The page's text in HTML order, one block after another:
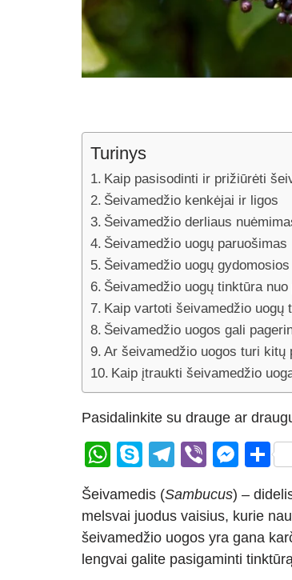
Turinys
Kaip pasisodinti ir prižiūrėti
Šeivamedžio kenkėjai ir ligos
Šeivamedžio derliaus
Šeivamedžio uogų paruošimas
Šeivamedžio uogų
Šeivamedžio uogų tinktūra
Kaip vartoti šeivamedžio uogų
Šeivamedžio uogos gali
Ar šeivamedžio uogos turi kitų
Kaip įtraukti šeivamedžio
Pasidalinkite su drauge ar
W
at
s
A
S
p
e
T
e
gr
a
Vi
er
M
ss
e
n
S
e
Šeivamedis (Sambucus) –
melsvai juodus vaisius, kurie
šeivamedžio uogos yra gana
lengvai galite pasigaminti